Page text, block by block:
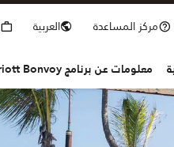
مركز المساعدة العربية
معلومات عن برنامج Marriott Bonvoy